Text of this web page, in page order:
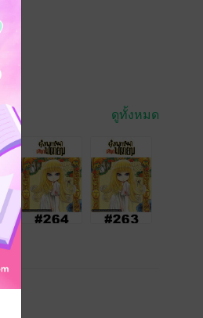
ดูทั้งหมด